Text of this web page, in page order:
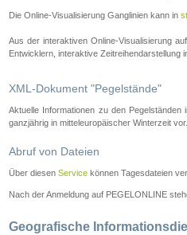
Die Online-Visualisierung Ganglinien kann in
Aus der interaktiven Online-Visualisierung
Entwicklern, interaktive Zeitreihendarstellung
XML-Dokument "Pegelstände"
Aktuelle Informationen zu den
ganzjährig in mitteleuropäischer Winterzeit vor.
Abruf von Dateien
Über diesen Service können Tagesdateien
Nach der Anmeldung auf PEGELONLINE
Geografische